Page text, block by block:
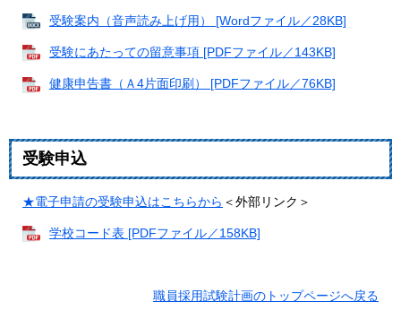
受験案内（音声読み上げ用） [Wordファイル／28KB]
受験にあたっての留意事項 [PDFファイル／143KB]
健康申告書（Ａ4片面印刷） [PDFファイル／76KB]
受験申込
★電子申請の受験申込はこちらから ＜外部リンク＞
学校コード表 [PDFファイル／158KB]
職員採用試験計画のトップページへ戻る